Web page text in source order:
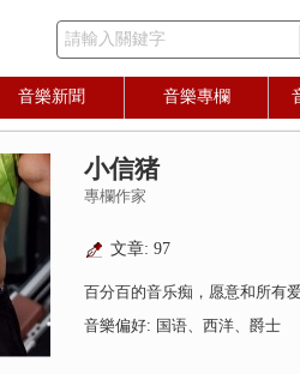
請輸入關鍵字
音樂新聞 音樂專欄
小信猪
專欄作家
文章: 97
百分百的音乐痴，愿意和所有
音樂偏好: 国语、西洋、爵士